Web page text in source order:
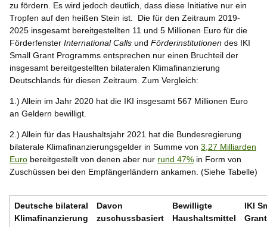
zu fördern. Es wird jedoch deutlich, dass diese Initiative nur ein
Tropfen auf den heißen Stein ist. Die für den Zeitraum 2019-
2025 insgesamt bereitgestellten 11 und 5 Millionen Euro für die
Förderfenster International Calls und Förderinstitutionen des IKI
Small Grant Programms entsprechen nur einen Bruchteil der
insgesamt bereitgestellten bilateralen Klimafinanzierung
Deutschlands für diesen Zeitraum. Zum Vergleich:
1.) Allein im Jahr 2020 hat die IKI insgesamt 567 Millionen Euro
an Geldern bewilligt.
2.) Allein für das Haushaltsjahr 2021 hat die Bundesregierung
bilaterale Klimafinanzierungsgelder in Summe von 3,27 Milliarden
Euro bereitgestellt von denen aber nur rund 47% in Form von
Zuschüssen bei den Empfängerländern ankamen. (Siehe Tabelle)
Deutsche bilateral
Klimafinanzierung
Davon
zuschussbasiert
Bewilligte
Haushaltsmittel
IKI